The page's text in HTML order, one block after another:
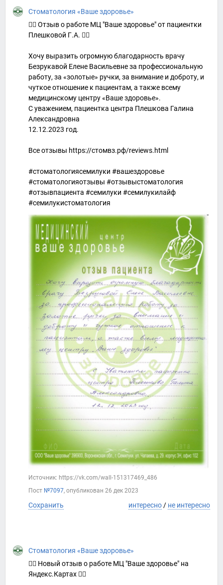
Стоматология «Ваше здоровье»
👍🏻 Отзыв о работе МЦ "Ваше здоровье" от пациентки
Плешковой Г.А. 👇🏻
Хочу выразить огромную благодарность врачу
Безрукавой Елене Васильевне за профессиональную
работу, за «золотые» ручки, за внимание и доброту, и
чуткое отношение к пациентам, а также всему
медицинскому центру «Ваше здоровье».
С уважением, пациентка центра Плешкова Галина
Александровна
12.12.2023 год.
Все отзывы https://стомвз.рф/reviews.html
#стоматологиясемилуки #вашездоровье
#стоматологияотзывы #отзывыстоматология
#отзывпациента #семилуки #семилукилайф
#семилукистоматология
Источник: https://vk.com/wall-151317469_486
Пост №7097, опубликован 26 дек 2023
Сохранить интересно / не интересно
Стоматология «Ваше здоровье»
👍🏻 Новый отзыв о работе МЦ "Ваше здоровье" на
Яндекс.Картах 👇🏻